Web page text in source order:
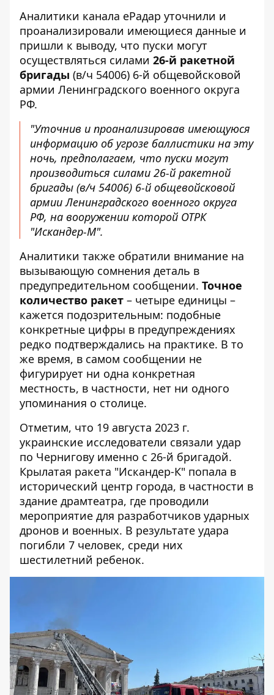
Аналитики канала еРадар уточнили и
проанализировали имеющиеся данные и
пришли к выводу, что пуски могут
осуществляться силами 26-й ракетной
бригады (в/ч 54006) 6-й общевойсковой
армии Ленинградского военного округа
РФ.
"Уточнив и проанализировав имеющуюся
информацию об угрозе баллистики на эту
ночь, предполагаем, что пуски могут
производиться силами 26-й ракетной
бригады (в/ч 54006) 6-й общевойсковой
армии Ленинградского военного округа
РФ, на вооружении которой ОТРК
"Искандер-М".
Аналитики также обратили внимание на
вызывающую сомнения деталь в
предупредительном сообщении. Точное
количество ракет – четыре единицы –
кажется подозрительным: подобные
конкретные цифры в предупреждениях
редко подтверждались на практике. В то
же время, в самом сообщении не
фигурирует ни одна конкретная
местность, в частности, нет ни одного
упоминания о столице.
Отметим, что 19 августа 2023 г.
украинские исследователи связали удар
по Чернигову именно с 26-й бригадой.
Крылатая ракета "Искандер-К" попала в
исторический центр города, в частности в
здание драмтеатра, где проводили
мероприятие для разработчиков ударных
дронов и военных. В результате удара
погибли 7 человек, среди них
шестилетний ребенок.